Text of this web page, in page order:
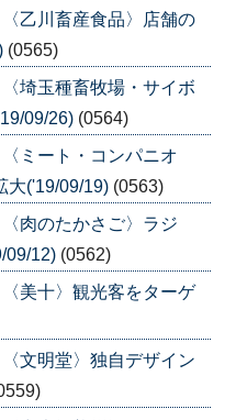
乙川畜産食品〉店舗の
(0565)
埼玉種畜牧場・サイボ
09/26) (0564)
ミート・コンパニオ
大('19/09/19) (0563)
肉のたかさご〉ラジ
09/12) (0562)
美十〉観光客をターゲ
文明堂〉独自デザイン